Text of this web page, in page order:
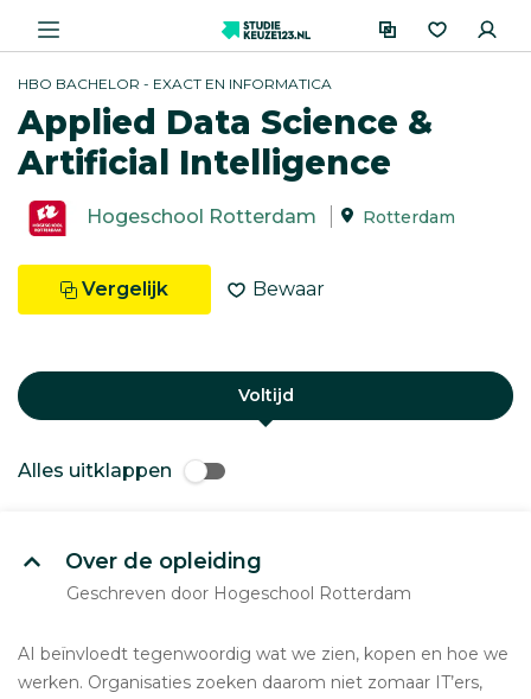
HBO BACHELOR - EXACT EN INFORMATICA
Applied Data Science &
Artificial Intelligence
Hogeschool Rotterdam Rotterdam
Vergelijk Bewaar
Voltijd
Alles uitklappen
Over de opleiding
Geschreven door Hogeschool Rotterdam
AI beïnvloedt tegenwoordig wat we zien, kopen en hoe we
werken. Organisaties zoeken daarom niet zomaar IT’ers,